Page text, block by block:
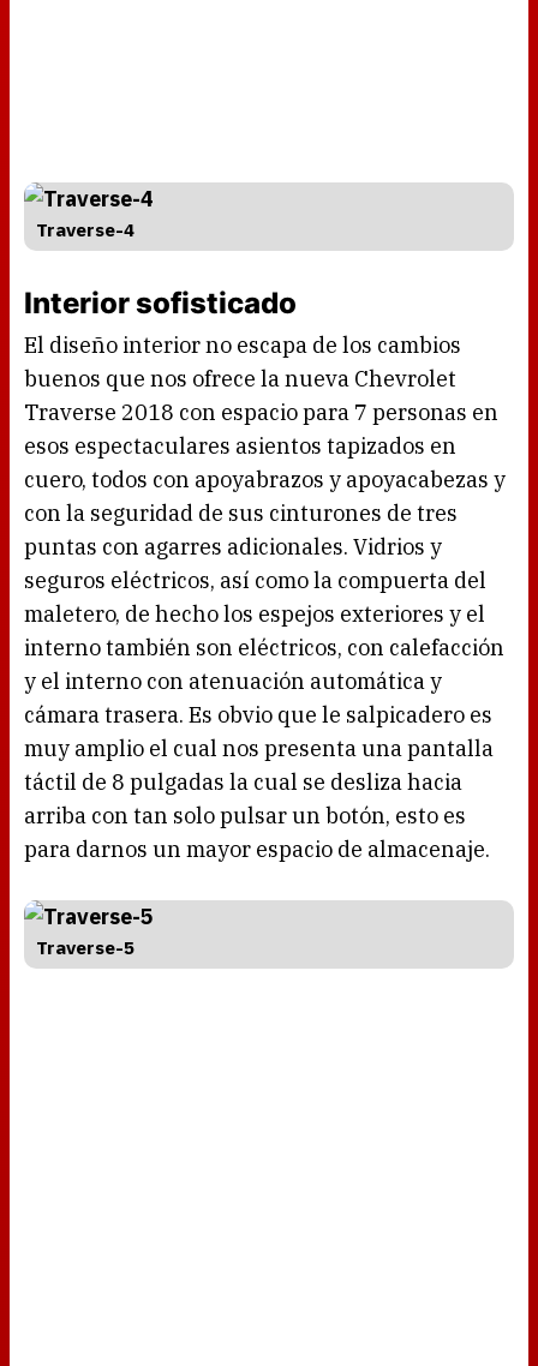
Traverse-4
Interior sofisticado
El diseño interior no escapa de los cambios
buenos que nos ofrece la nueva Chevrolet
Traverse 2018 con espacio para 7 personas en
esos espectaculares asientos tapizados en
cuero, todos con apoyabrazos y apoyacabezas y
con la seguridad de sus cinturones de tres
puntas con agarres adicionales. Vidrios y
seguros eléctricos, así como la compuerta del
maletero, de hecho los espejos exteriores y el
interno también son eléctricos, con calefacción
y el interno con atenuación automática y
cámara trasera. Es obvio que le salpicadero es
muy amplio el cual nos presenta una pantalla
táctil de 8 pulgadas la cual se desliza hacia
arriba con tan solo pulsar un botón, esto es
para darnos un mayor espacio de almacenaje.
Traverse-5